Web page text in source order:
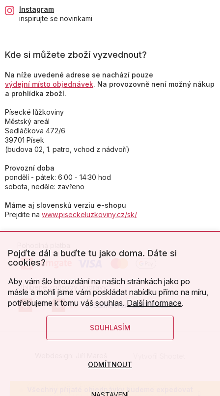
Pojďte dál a buďte tu jako doma. Dáte si
cookies?
Aby vám šlo brouzdání na našich stránkách jako po
másle a mohli jsme vám poskládat nabídku přímo na míru,
potřebujeme k tomu váš souhlas. Další informace.
SOUHLASÍM
ODMÍTNOUT
Všechny přijaté objednávky budeme expedovat
Instagram
inspirujte se novinkami
Kde si můžete zboží vyzvednout?
Na níže uvedené adrese se nachází pouze
výdejní místo objednávek. Na provozovně není možný nákup
a prohlídka zboží.
Písecké lůžkoviny
Městský areál
Sedláčkova 472/6
39701 Písek
(budova 02, 1. patro, vchod z nádvoří)
Provozní doba
pondělí - pátek: 6:00 - 14:30 hod
sobota, neděle: zavřeno
Máme aj slovenskú verziu e-shopu
Prejdite na www.piseckeluzkoviny.cz/sk/
Oblíbené způsoby dopravy: